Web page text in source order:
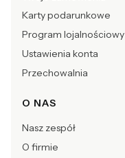
Karty podarunkowe
Program lojalnościowy
Ustawienia konta
Przechowalnia
O NAS
Nasz zespół
O firmie